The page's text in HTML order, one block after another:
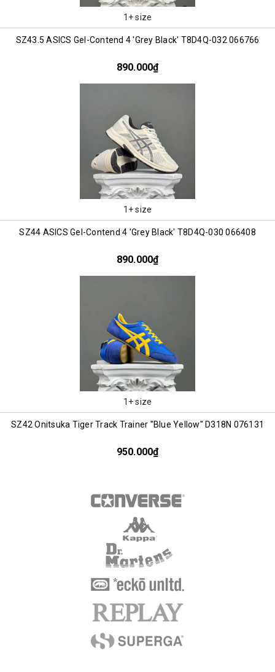
1+ size
SZ43.5 ASICS Gel-Contend 4 'Grey Black' T8D4Q-032 066766
890.000₫
1+ size
SZ44 ASICS Gel-Contend 4 'Grey Black' T8D4Q-030 066408
890.000₫
1+ size
SZ42 Onitsuka Tiger Track Trainer "Blue Yellow" D318N 076131
950.000₫